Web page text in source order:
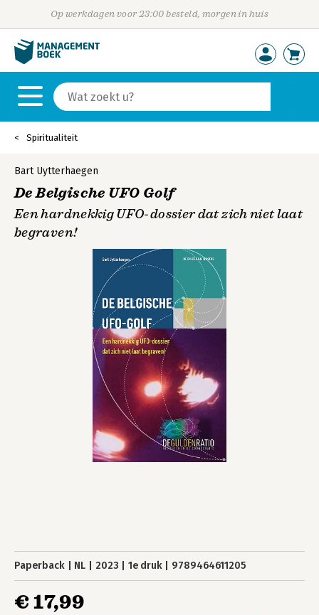
Op werkdagen voor 23:00 besteld, morgen in huis
Spiritualiteit
Bart Uytterhaegen
De Belgische UFO Golf
Een hardnekkig UFO-dossier dat zich niet laat
begraven!
Paperback NL 2023 1e druk 9789464611205
€ 17,99